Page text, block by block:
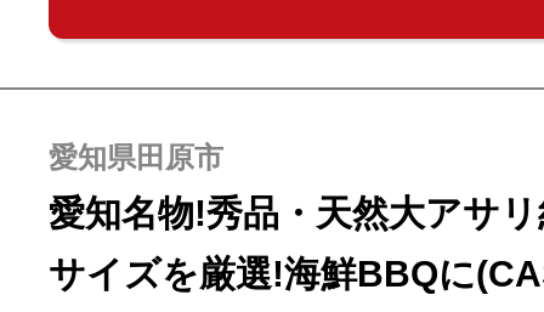
愛知県田原市
愛知名物!秀品・天然大アサ
サイズを厳選!海鮮BBQに